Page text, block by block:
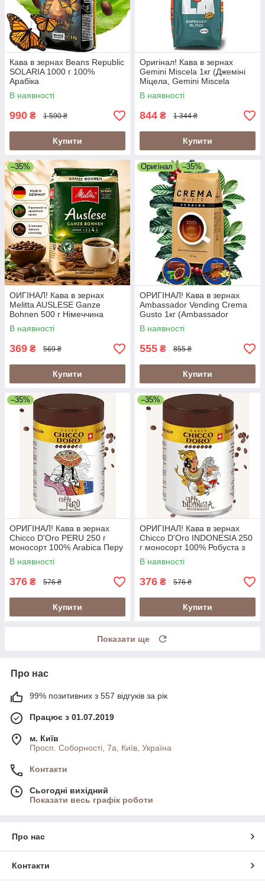
Кава в зернах Beans Republic
SOLARIA 1000 г 100%
Арабіка
В наявності
990 ₴ 1 590 ₴
Купити
Оригінал! Кава в зернах
Gemini Miscela 1кг (Джеміні
Міцела, Gemini Miscela
Espresso), 60% арабіка/40%
робуста
В наявності
844 ₴ 1 344 ₴
Купити
–35%
ОИГІНАЛ! Кава в зернах
Melitta AUSLESE Ganze
Bohnen 500 г Німеччина
В наявності
369 ₴ 569 ₴
Купити
Оригінал –35%
ОРИГІНАЛ! Кава в зернах
Ambassador Vending Crema
Gusto 1кг (Ambassador
Crema Gusto Vending)
В наявності
555 ₴ 855 ₴
Купити
–35%
ОРИГІНАЛ! Кава в зернах
Chicco D'Oro PERU 250 г
моносорт 100% Arabica Перу
у металевій банці
(Швейцарія)
В наявності
376 ₴ 576 ₴
Купити
–35%
ОРИГІНАЛ! Кава в зернах
Chicco D'Oro INDONESIA 250
г моносорт 100% Робуста з
вулканічних ґрунтів Індонезії
у банці (Швейцарія)
В наявності
376 ₴ 576 ₴
Купити
Показати ще
Про нас
99% позитивних з 557 відгуків за рік
Працює з 01.07.2019
м. Київ
Просп. Соборності, 7а, Київ, Україна
Контакти
Сьогодні вихідний
Показати весь графік роботи
Про нас
Контакти